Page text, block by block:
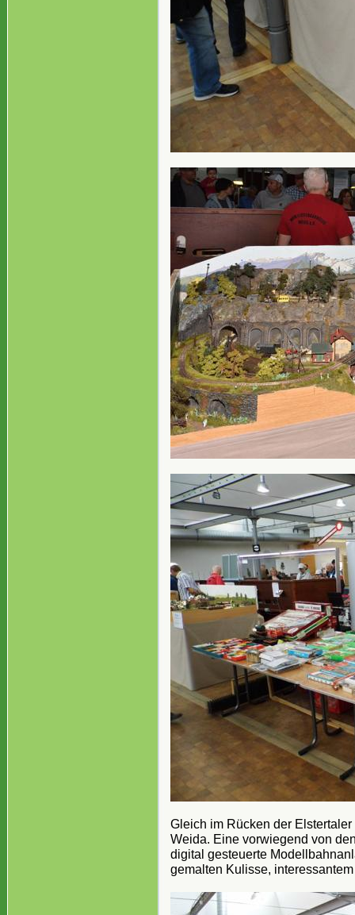
Gleich im Rücken der
Weida. Eine vorwiegend von
digital gesteuerte
gemalten Kulisse,